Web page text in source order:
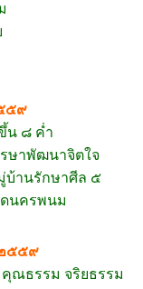
๕๙
น ๘ ค่ำ
ษาพัฒนาจิตใจ
บ้านรักษาศีล ๕
ดนครพนม
๕๕๙
ณธรรม จริยธรรม